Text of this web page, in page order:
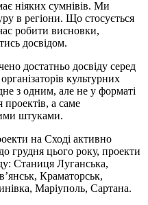
ніяких сумнівів. Ми
в регіони. Що стосується
робити висновки,
досвідом.
достатньо досвіду серед
культурних
з одним, але не у форматі
проектів, а саме
штуками.
на Сході активно
грудня цього року, проекти
Станиця Луганська,
Краматорськ,
Маріуполь, Сартана.